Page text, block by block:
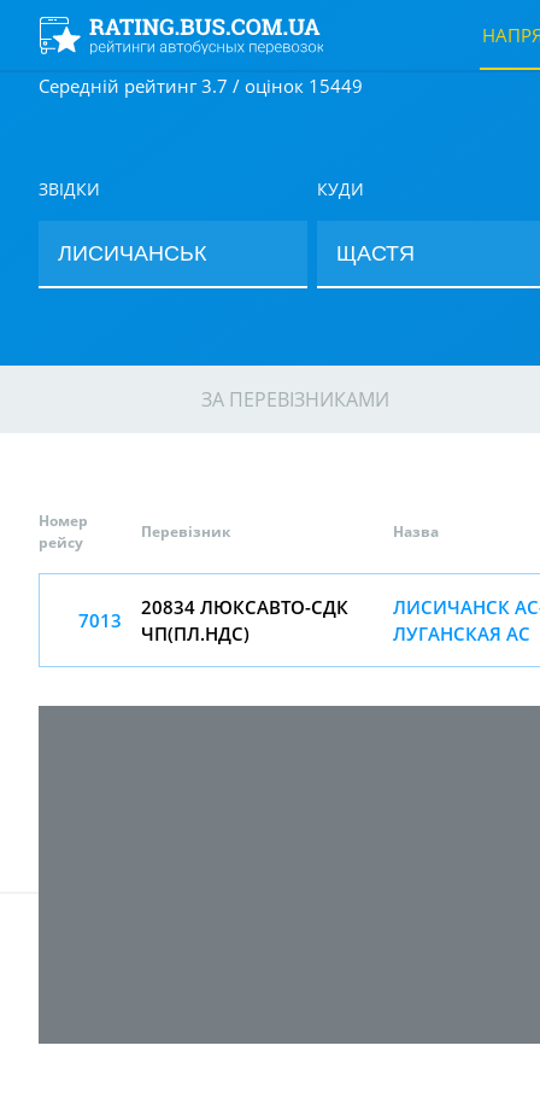
Середній рейтинг 3.7 / оцінок 15449
ЗВІДКИ КУДИ
ЗА ПЕРЕВІЗНИКАМИ
Номер
рейсу
Перевізник Назва
7013
20834 ЛЮКСАВТО-СДК
ЧП(ПЛ.НДС)
ЛИСИЧАНСК
ЛУГАНСКАЯ АС